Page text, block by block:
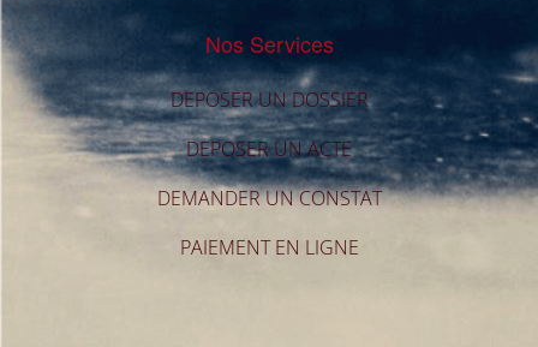
Nos Services
DEPOSER UN DOSSIER
DEPOSER UN ACTE
DEMANDER UN CONSTAT
PAIEMENT EN LIGNE